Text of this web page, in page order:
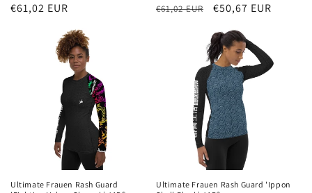
Normaler
€61,02 EUR
Normaler
€61,02 EUR Verkaufspreis
€50,67 EUR
Ultimate Frauen Rash Guard
Ultimate Frauen Rash Guard 'Ippon